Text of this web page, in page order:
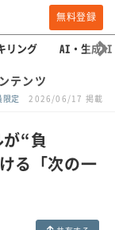
無料登録
リング AI・生成AI
テンツ
限定 2026/06/17 掲載
“負
る「次の一